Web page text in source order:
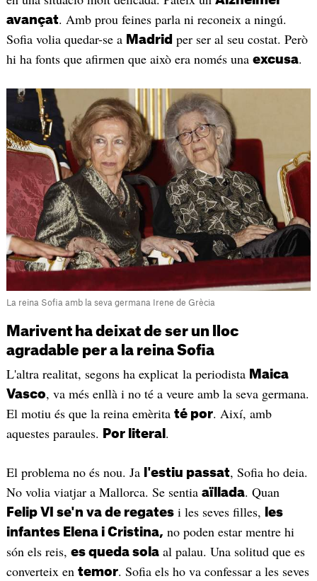
avançat. Amb prou feines parla ni reconeix a ningú.
Sofia volia quedar-se a Madrid per ser al seu costat. Però
hi ha fonts que afirmen que això era només una excusa.
La reina Sofia amb la seva germana Irene de Grècia
Marivent ha deixat de ser un lloc
agradable per a la reina Sofia
L'altra realitat, segons ha explicat la periodista Maica
Vasco, va més enllà i no té a veure amb la seva germana.
El motiu és que la reina emèrita té por. Així, amb
aquestes paraules.
Por literal .
El problema no és nou. Ja l'estiu passat, Sofia ho deia.
No volia viatjar a Mallorca. Se sentia aïllada. Quan
Felip VI se'n va de regatesi les seves filles,
les
infantes Elena i Cristina, no poden estar mentre hi
són els reis, es queda solaal palau. Una solitud que es
converteix en temor. Sofia els ho va confessar a les seves